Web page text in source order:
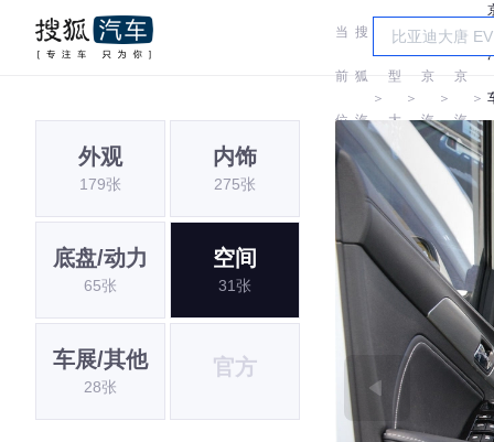
当
前
位
置:
搜
狐
汽
车
＞
车
型
大
全
＞
北
京
汽
＞
北
京
汽
车
＞
外观
179张
内饰
275张
底盘/动力
65张
空间
31张
车展/其他
28张
官方